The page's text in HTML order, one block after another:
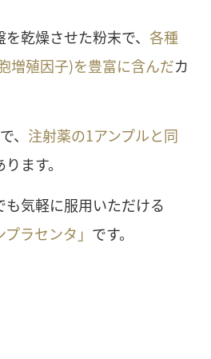
乾燥させた粉末で、 各種
増殖因子)を豊富に含んだカ
、 注射薬の1アンプルと同
ます。
気軽に服用いただける
ラセンタ」 です。